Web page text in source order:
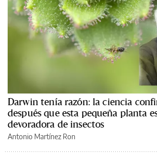
Darwin tenía razón: la ciencia
después que esta pequeña planta
devoradora de insectos
Antonio Martínez Ron